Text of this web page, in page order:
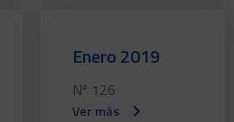
Enero 2019
Nº 126
Ver más